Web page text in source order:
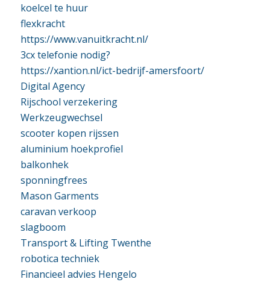
koelcel te huur
flexkracht
https://www.vanuitkracht.nl/
3cx telefonie nodig?
https://xantion.nl/ict-bedrijf-amersfoort/
Digital Agency
Rijschool verzekering
Werkzeugwechsel
scooter kopen rijssen
aluminium hoekprofiel
balkonhek
sponningfrees
Mason Garments
caravan verkoop
slagboom
Transport & Lifting Twenthe
robotica techniek
Financieel advies Hengelo